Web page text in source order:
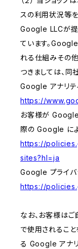
スの利用状況等
Google LLCが提
ています。
れる仕組みその
つきましては、同
Google アナリテ
https://
お客様が Google
際の Google に
https://
sites?hl=ja
Google プライバ
https://
なお、お客様は
で使用されるこ
る Google アナリ